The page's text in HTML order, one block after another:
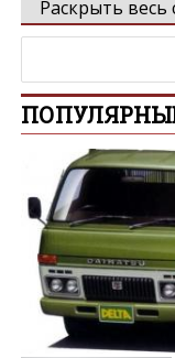
Q70
QX30
QX50
QX55
QX60
QX80
Раскрыть весь